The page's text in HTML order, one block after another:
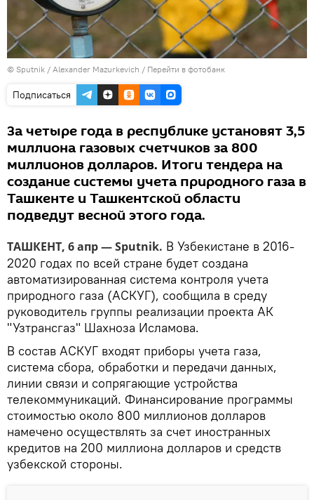
© Sputnik / Alexander Mazurkevich / Перейти в фотобанк
Подписаться
За четыре года в республике установят 3,5
миллиона газовых счетчиков за 800
миллионов долларов. Итоги тендера на
создание системы учета природного газа в
Ташкенте и Ташкентской области
подведут весной этого года.
ТАШКЕНТ, 6 апр — Sputnik. В Узбекистане в 2016-
2020 годах по всей стране будет создана
автоматизированная система контроля учета
природного газа (АСКУГ), сообщила в среду
руководитель группы реализации проекта АК
"Узтрансгаз" Шахноза Исламова.
В состав АСКУГ входят приборы учета газа,
система сбора, обработки и передачи данных,
линии связи и сопрягающие устройства
телекоммуникаций. Финансирование программы
стоимостью около 800 миллионов долларов
намечено осуществлять за счет иностранных
кредитов на 200 миллиона долларов и средств
узбекской стороны.